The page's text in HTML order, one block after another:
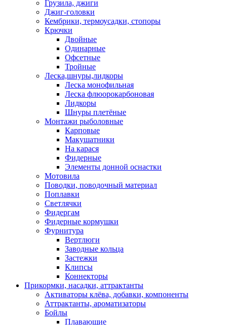
Грузила, джиги
Джиг-головки
Кембрики, термоусадки, стопоры
Крючки
Двойные
Одинарные
Офсетные
Тройные
Леска,шнуры,лидкоры
Леска монофильная
Леска флюорокарбоновая
Лидкоры
Шнуры плетёные
Монтажи рыболовные
Карповые
Макушатники
На карася
Фидерные
Элементы донной оснастки
Мотовила
Поводки, поводочный материал
Поплавки
Светлячки
Фидергам
Фидерные кормушки
Фурнитура
Вертлюги
Заводные кольца
Застежки
Клипсы
Коннекторы
Прикормки, насадки, аттрактанты
Активаторы клёва, добавки, компоненты
Аттрактанты, ароматизаторы
Бойлы
Плавающие